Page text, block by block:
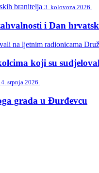
3. kolovoza 2026.
i Dan
koji su
srpnja 2026.
grada u Đurđevcu